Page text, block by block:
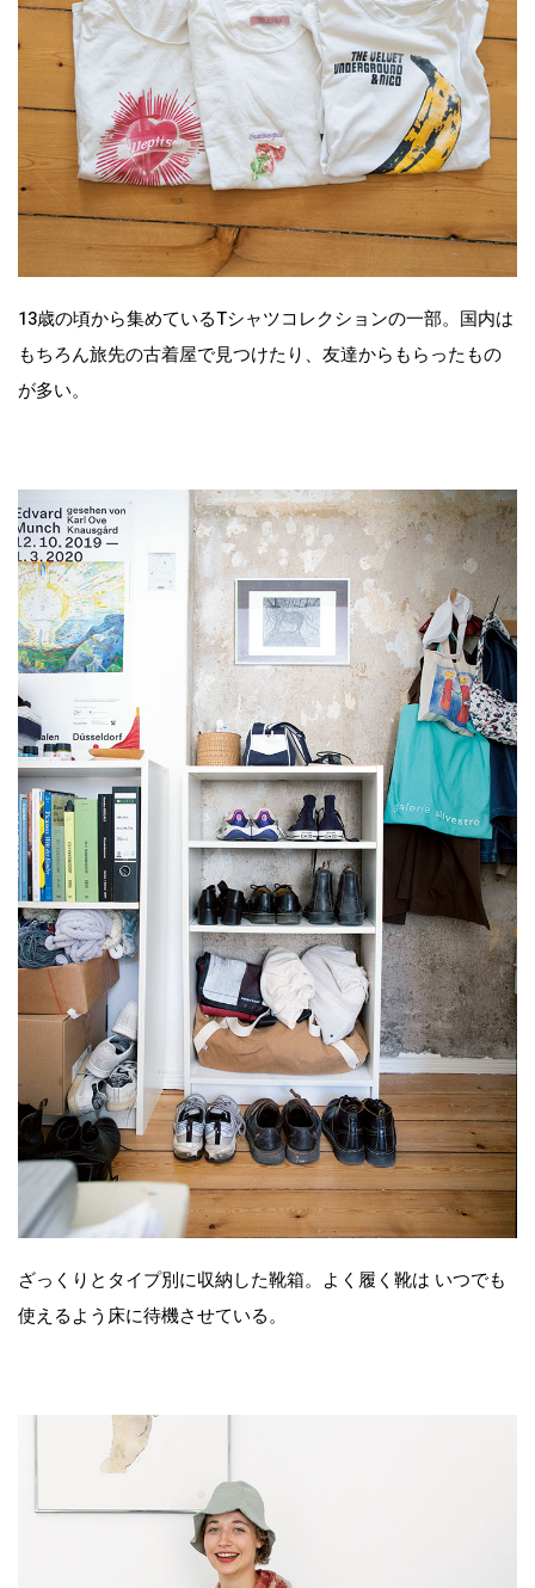
13歳の頃から集めているTシャツコレクションの一部。国内は
もちろん旅先の古着屋で見つけたり、友達からもらったもの
が多い。
ざっくりとタイプ別に収納した靴箱。よく履く靴は いつでも
使えるよう床に待機させている。